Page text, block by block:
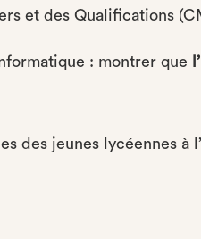
et des Qualifications
: montrer que
des jeunes lycéennes à